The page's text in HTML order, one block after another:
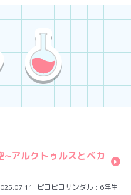
~アルクトゥルスとベカ
ピヨピヨサンダル : 6年生